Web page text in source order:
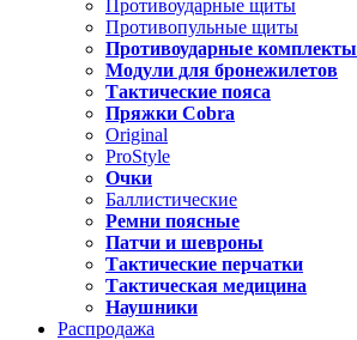
Противоударные щиты
Противопульные щиты
Противоударные комплекты
Модули для бронежилетов
Тактические пояса
Пряжки Cobra
Original
ProStyle
Очки
Баллистические
Ремни поясные
Патчи и шевроны
Тактические перчатки
Тактическая медицина
Наушники
Распродажа